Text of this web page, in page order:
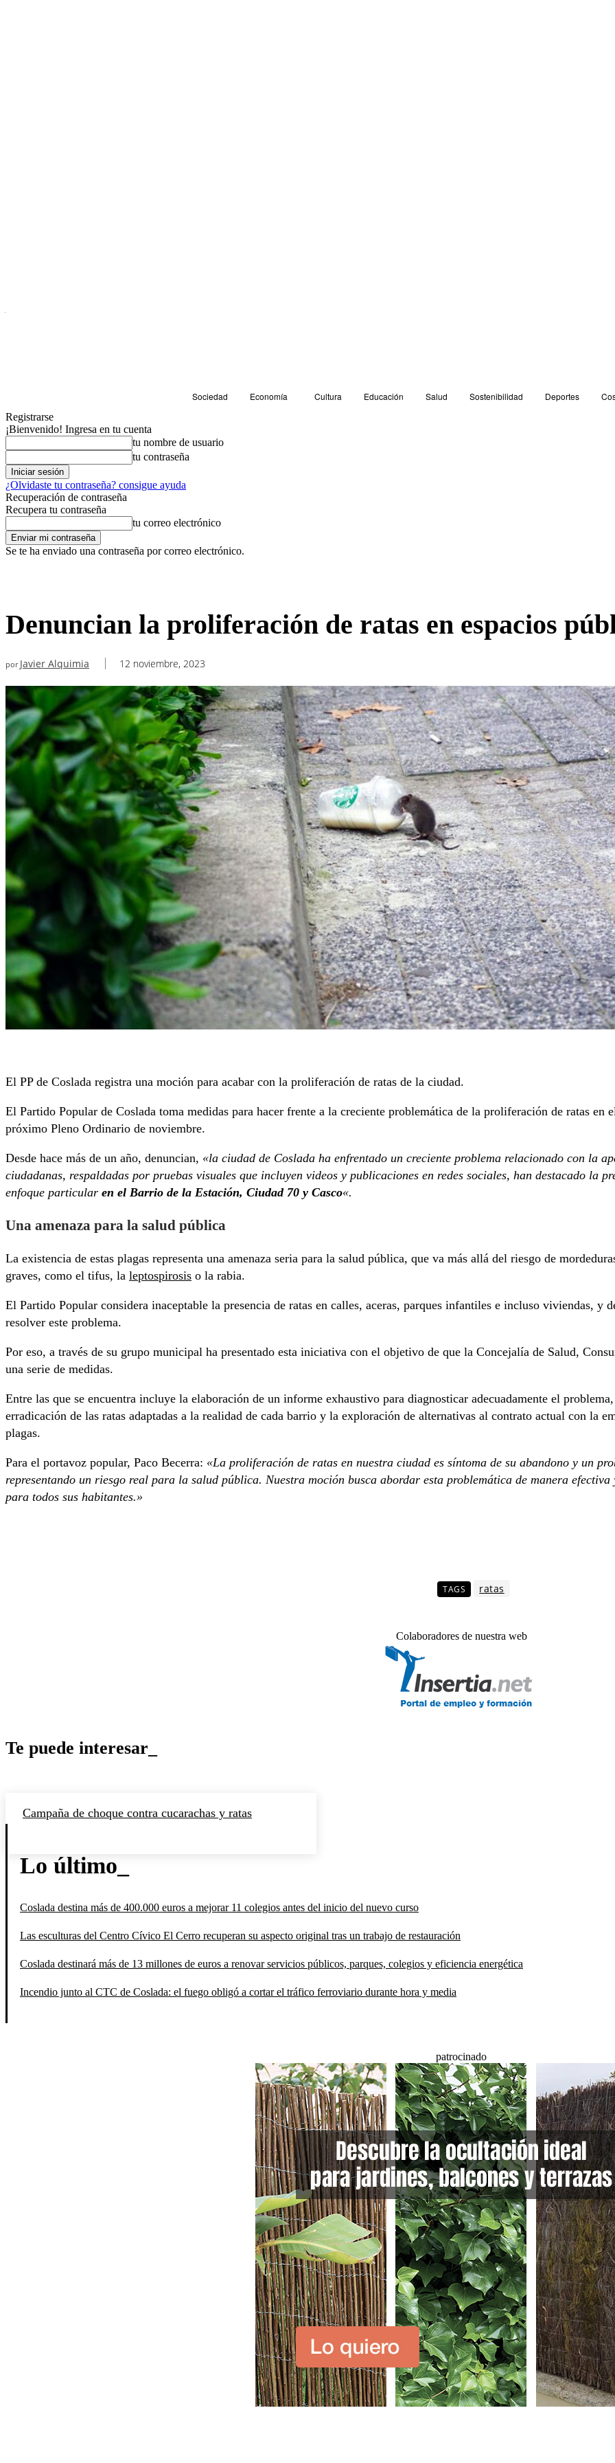
Sociedad Economía Cultura Educación Salud Sostenibilidad Deportes
Registrarse
¡Bienvenido! Ingresa en tu cuenta
tu nombre de usuario
tu contraseña
¿Olvidaste tu contraseña? consigue ayuda
Recuperación de contraseña
Recupera tu contraseña
tu correo electrónico
Se te ha enviado una contraseña por correo electrónico.
Denuncian la proliferación de ratas en espacios
por Javier Alquimia 12 noviembre, 2023
El PP de Coslada registra una moción para acabar con la proliferación de ratas de la ciudad.
El Partido Popular de Coslada toma medidas para hacer frente a la creciente problemática de la proliferación de ratas
próximo Pleno Ordinario de noviembre.
Desde hace más de un año, denuncian, «la ciudad de Coslada ha enfrentado un creciente problema relacionado con la
ciudadanas, respaldadas por pruebas visuales que incluyen videos y publicaciones en redes sociales, han destacado la
enfoque particular en el Barrio de la Estación, Ciudad 70 y Casco«.
Una amenaza para la salud pública
La existencia de estas plagas representa una amenaza seria para la salud pública, que va más allá del riesgo de
graves, como el tifus, la leptospirosis o la rabia.
El Partido Popular considera inaceptable la presencia de ratas en calles, aceras, parques infantiles e incluso viviendas, y
resolver este problema.
Por eso, a través de su grupo municipal ha presentado esta iniciativa con el objetivo de que la Concejalía de Salud,
una serie de medidas.
Entre las que se encuentra incluye la elaboración de un informe exhaustivo para diagnosticar adecuadamente el
erradicación de las ratas adaptadas a la realidad de cada barrio y la exploración de alternativas al contrato actual con la
plagas.
Para el portavoz popular, Paco Becerra: «La proliferación de ratas en nuestra ciudad es síntoma de su abandono y un
representando un riesgo real para la salud pública. Nuestra moción busca abordar esta problemática de manera
para todos sus habitantes.»
TAGS ratas
Colaboradores de nuestra web
Te puede interesar_
Campaña de choque contra cucarachas y ratas
Lo último_
Coslada destina más de 400.000 euros a mejorar 11 colegios antes del inicio del nuevo curso
Las esculturas del Centro Cívico El Cerro recuperan su aspecto original tras un trabajo de restauración
Coslada destinará más de 13 millones de euros a renovar servicios públicos, parques, colegios y eficiencia energética
Incendio junto al CTC de Coslada: el fuego obligó a cortar el tráfico ferroviario durante hora y media
patrocinado